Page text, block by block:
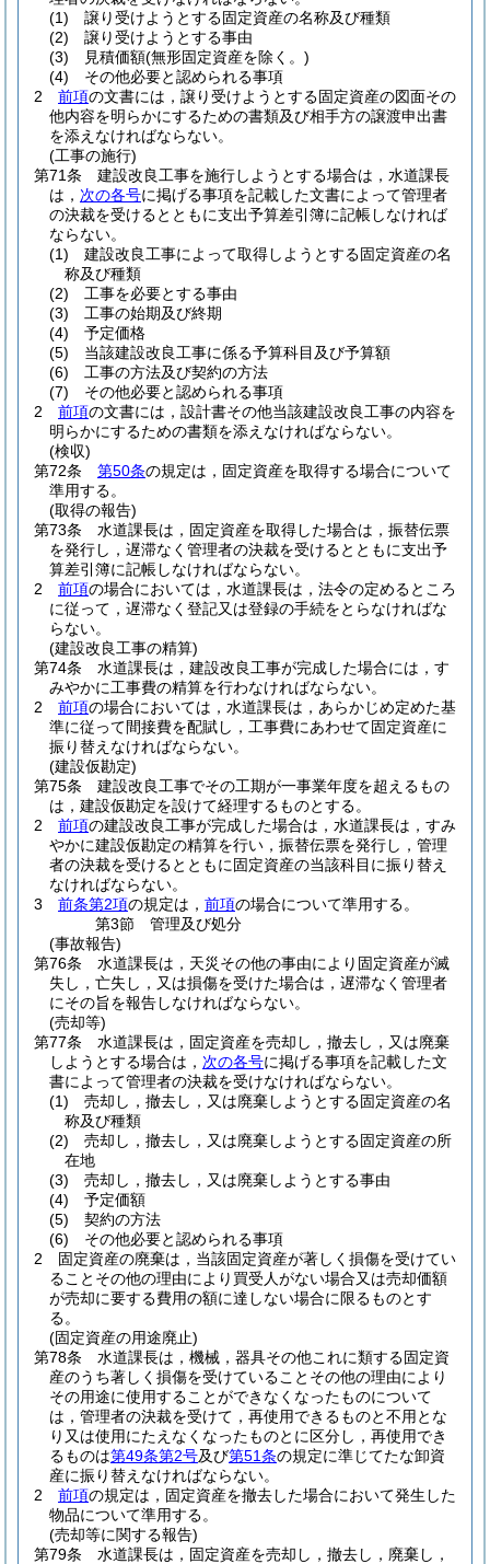
(1)
譲り受けようとする固定資産の名称及び種類
(2)
譲り受けようとする事由
(3)
見積価額(無形固定資産を除く。)
(4)
その他必要と認められる事項
2
前項の文書には，譲り受けようとする固定資産の図面その
他内容を明らかにするための書類及び相手方の譲渡申出書
を添えなければならない。
(工事の施行)
第71条
建設改良工事を施行しようとする場合は，水道課長
は， 次の各号に掲げる事項を記載した文書によって管理者
の決裁を受けるとともに支出予算差引簿に記帳しなければ
ならない。
(1)
建設改良工事によって取得しようとする固定資産の名
称及び種類
(2)
工事を必要とする事由
(3)
工事の始期及び終期
(4)
予定価格
(5)
当該建設改良工事に係る予算科目及び予算額
(6)
工事の方法及び契約の方法
(7)
その他必要と認められる事項
2
前項の文書には，設計書その他当該建設改良工事の内容を
明らかにするための書類を添えなければならない。
(検収)
第72条
第50条の規定は，固定資産を取得する場合について
準用する。
(取得の報告)
第73条
水道課長は，固定資産を取得した場合は，振替伝票
を発行し，遅滞なく管理者の決裁を受けるとともに支出予
算差引簿に記帳しなければならない。
2
前項の場合においては，水道課長は，法令の定めるところ
に従って，遅滞なく登記又は登録の手続をとらなければな
らない。
(建設改良工事の精算)
第74条
水道課長は，建設改良工事が完成した場合には，す
みやかに工事費の精算を行わなければならない。
2
前項の場合においては，水道課長は，あらかじめ定めた基
準に従って間接費を配賦し，工事費にあわせて固定資産に
振り替えなければならない。
(建設仮勘定)
第75条
建設改良工事でその工期が一事業年度を超えるもの
は，建設仮勘定を設けて経理するものとする。
2
前項の建設改良工事が完成した場合は，水道課長は，すみ
やかに建設仮勘定の精算を行い，振替伝票を発行し，管理
者の決裁を受けるとともに固定資産の当該科目に振り替え
なければならない。
3
前条第2項の規定は， 前項の場合について準用する。
第3節
管理及び処分
(事故報告)
第76条
水道課長は，天災その他の事由により固定資産が滅
失し，亡失し，又は損傷を受けた場合は，遅滞なく管理者
にその旨を報告しなければならない。
(売却等)
第77条
水道課長は，固定資産を売却し，撤去し，又は廃棄
しようとする場合は， 次の各号に掲げる事項を記載した文
書によって管理者の決裁を受けなければならない。
(1)
売却し，撤去し，又は廃棄しようとする固定資産の名
称及び種類
(2)
売却し，撤去し，又は廃棄しようとする固定資産の所
在地
(3)
売却し，撤去し，又は廃棄しようとする事由
(4)
予定価額
(5)
契約の方法
(6)
その他必要と認められる事項
2
固定資産の廃棄は，当該固定資産が著しく損傷を受けてい
ることその他の理由により買受人がない場合又は売却価額
が売却に要する費用の額に達しない場合に限るものとす
る。
(固定資産の用途廃止)
第78条
水道課長は，機械，器具その他これに類する固定資
産のうち著しく損傷を受けていることその他の理由により
その用途に使用することができなくなったものについて
は，管理者の決裁を受けて，再使用できるものと不用とな
り又は使用にたえなくなったものとに区分し，再使用でき
るものは第49条第2号及び第51条の規定に準じてたな卸資
産に振り替えなければならない。
2
前項の規定は，固定資産を撤去した場合において発生した
物品について準用する。
(売却等に関する報告)
第79条
水道課長は，固定資産を売却し，撤去し，廃棄し，